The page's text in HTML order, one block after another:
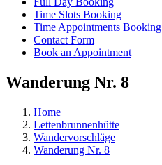
Time Slots Booking
Time Appointments Booking
Contact Form
Book an Appointment
Wanderung Nr. 8
Home
Lettenbrunnenhütte
Wandervorschläge
Wanderung Nr. 8